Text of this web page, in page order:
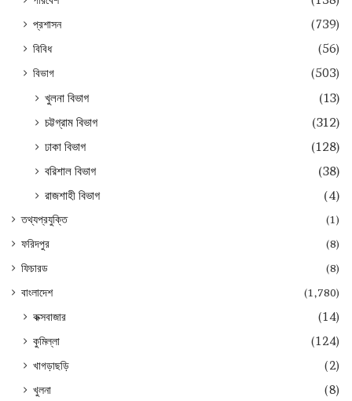
প্রশাসন
(739)
বিবিধ
(56)
বিভাগ
(503)
খুলনা বিভাগ
(13)
চট্টগ্রাম বিভাগ
(312)
ঢাকা বিভাগ
(128)
বরিশাল বিভাগ
(38)
রাজশাহী বিভাগ
(4)
তথ্যপ্রযুক্তি
(1)
ফরিদপুর
(8)
ফিচারড
(8)
বাংলাদেশ
(1,780)
কক্সবাজার
(14)
কুমিল্লা
(124)
খাগড়াছড়ি
(2)
খুলনা
(8)